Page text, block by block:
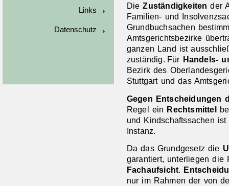
Links
Datenschutz
DieZuständigkeiten der
Familien- und
Grundbuchsachen
Amtsgerichtsbezirke
ganzen Land ist
zuständig. Für Handels-
Bezirk des
Stuttgart und das
Gegen Entscheidungen
Regel ein Rechtsmittel
und Kindschaftssachen
Instanz.
Da das Grundgesetz die
garantiert, unterliegen die
Fachaufsicht.
nur im Rahmen der von